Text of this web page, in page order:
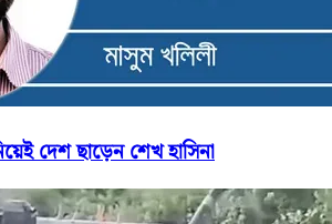
দেশ ছাড়েন শেখ হাসিনা